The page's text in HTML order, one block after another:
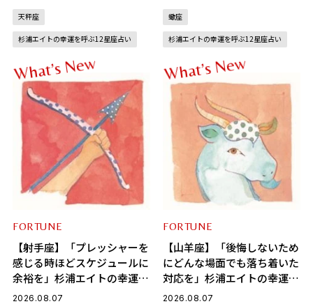
天秤座
杉浦エイトの幸運を呼ぶ12星座占い
蠍座
杉浦エイトの幸運を呼ぶ12星座占い
What’s New
FORTUNE
【射手座】「プレッシャーを
感じる時ほどスケジュールに
余裕を」杉浦エイトの幸運を
呼ぶ12星座占い（8/7～
2026.08.07
What’s New
FORTUNE
【山羊座】「後悔しないため
にどんな場面でも落ち着いた
対応を」杉浦エイトの幸運を
呼ぶ12星座占い（8/7～
2026.08.07